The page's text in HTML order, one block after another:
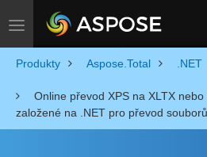
Toggle navigation
Produkty Aspose.Total .NET
Online převod XPS na XLTX
založené na .NET pro převod